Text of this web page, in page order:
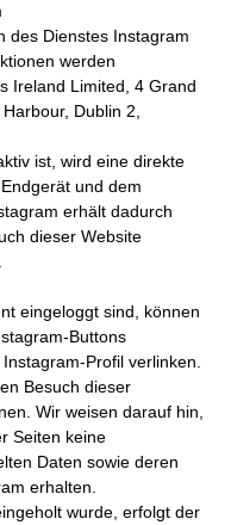
des Dienstes Instagram
werden
Ireland Limited, 4 Grand
Dublin 2,
ist, wird eine direkte
und dem
erhält dadurch
dieser Website
eingeloggt sind, können
Buttons
Profil verlinken.
Besuch dieser
Wir weisen darauf hin,
Seiten keine
Daten sowie deren
erhalten.
wurde, erfolgt der